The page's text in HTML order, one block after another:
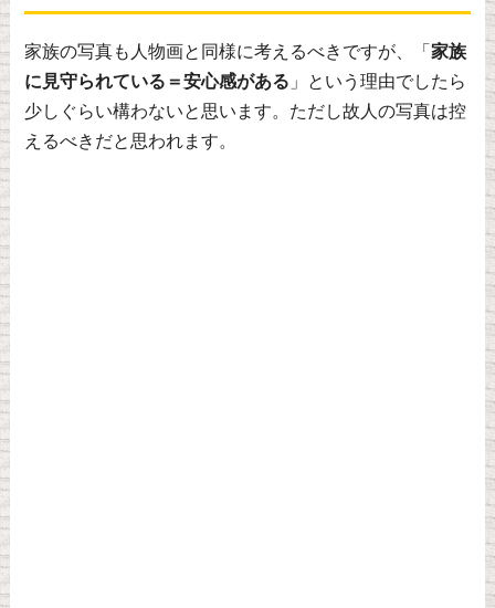
家族の写真も人物画と同様に考えるべきですが、「 家族
に見守られている＝安心感がある 」という理由でしたら
少しぐらい構わないと思います。ただし故人の写真は控
えるべきだと思われます。